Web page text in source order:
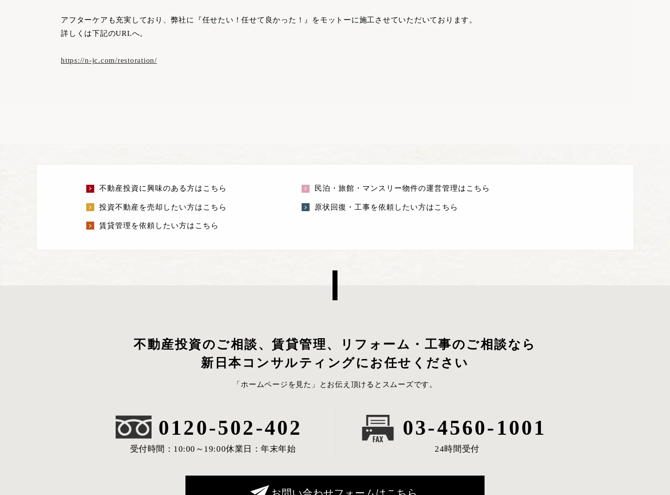
アフターケアも充実しており、弊社に『任せたい！任せて良かった！』をモットーに施工させていただいております。
詳しくは下記のURLへ。
https://n-jc.com/restoration/
不動産投資に興味のある方はこちら 民泊・旅館・マンスリー物件の運営管理はこちら
投資不動産を売却したい方はこちら 原状回復・工事を依頼したい方はこちら
賃貸管理を依頼したい方はこちら
不動産投資のご相談、賃貸管理、リフォーム・工事のご相談なら
新日本コンサルティングにお任せください
「ホームページを見た」とお伝え頂けるとスムーズです。
0120-502-402
受付時間：10:00～19:00休業日：年末年始
03-4560-1001
24時間受付